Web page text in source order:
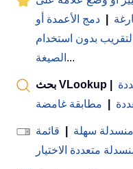
دمج الأعمدة أو
التقريب بدون استخدام
الصيغة ...
مطابقة غامضة
منسدلة سهلة
قائمة
متعددة الاختيار